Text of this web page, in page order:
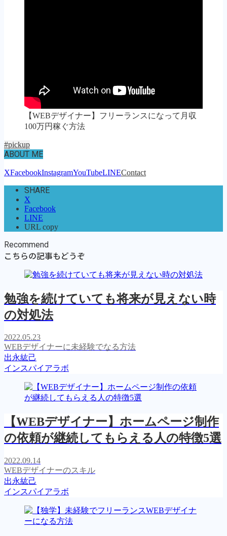
【WEBデザイナー】フリーランスになって月収
100万円稼ぐ方法
#pickup
ABOUT ME
XFacebookInstagramYouTubeLINEContact
SHARE
X
Facebook
LINE
URL copy
Recommend
こちらの記事もどうぞ
勉強を続けていても将来が見えない時
の対処法
2022.05.23
WEBデザイナーに未経験でなる方法
出永紘己
インスパイアラボ
【WEBデザイナー】ホームページ制作
の依頼が継続してもらえる人の特徴5選
2022.09.14
WEBデザイナーのスキル
出永紘己
インスパイアラボ